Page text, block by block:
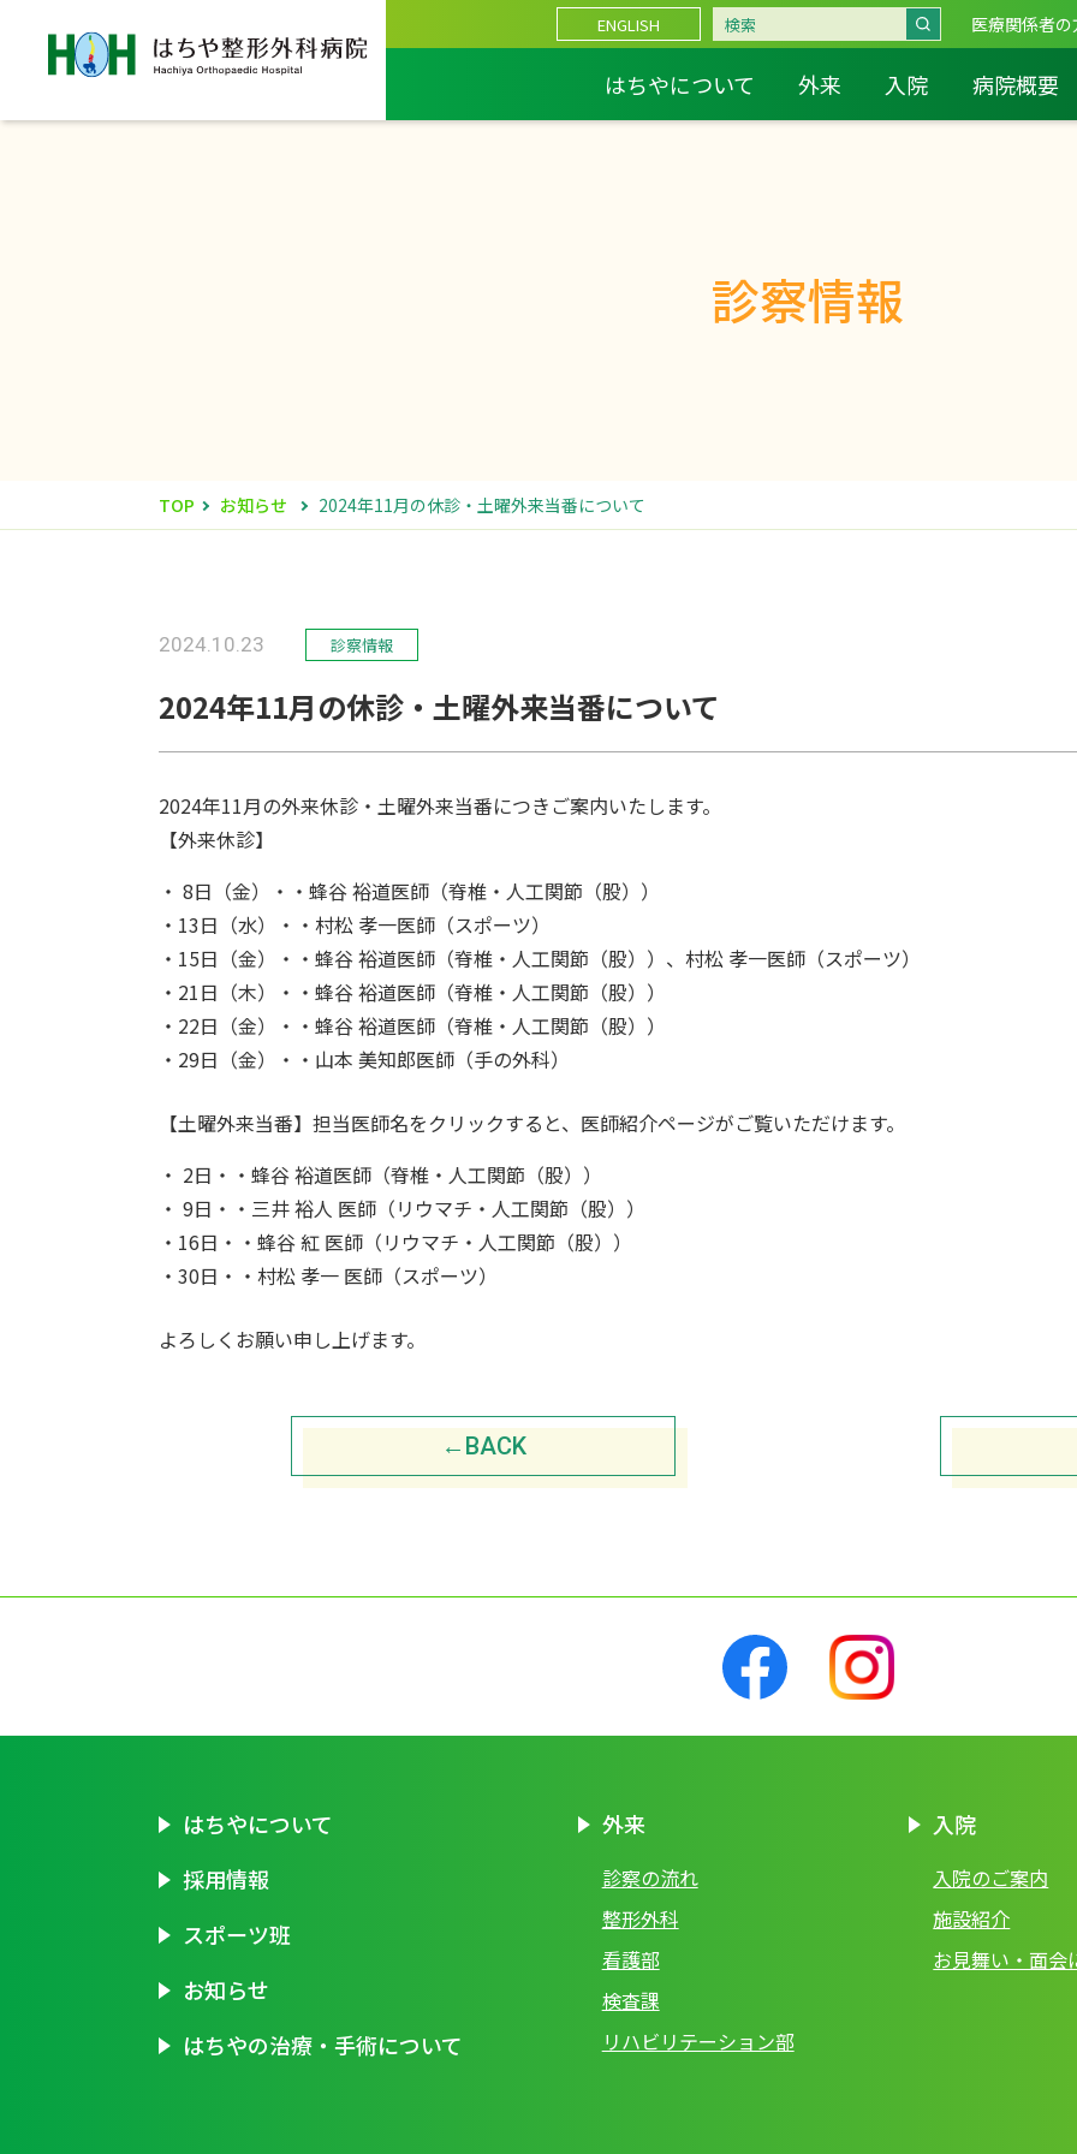
ENGLISH 医療関係者の
はちやについて 外来 入院 病院概要
診察情報
TOP お知らせ 2024年11月の休診・土曜外来当番について
2024.10.23 診察情報
2024年11月の休診・土曜外来当番について
2024年11月の外来休診・土曜外来当番につきご案内いたします。
【外来休診】
・ 8日（金）・・蜂谷 裕道医師（脊椎・人工関節（股））
・13日（水）・・村松 孝一医師（スポーツ）
・15日（金）・・蜂谷 裕道医師（脊椎・人工関節（股））、村松 孝一医師（スポーツ）
・21日（木）・・蜂谷 裕道医師（脊椎・人工関節（股））
・22日（金）・・蜂谷 裕道医師（脊椎・人工関節（股））
・29日（金）・・山本 美知郎医師（手の外科）
【土曜外来当番】担当医師名をクリックすると、医師紹介ページがご覧いただけます。
・ 2日・・ 蜂谷 裕道医師（脊椎・人工関節（股））
・ 9日・・ 三井 裕人 医師（リウマチ・人工関節（股））
・16日・・ 蜂谷 紅 医師（リウマチ・人工関節（股））
・30日・・ 村松 孝一 医師（スポーツ）
よろしくお願い申し上げます。
←BACK
はちやについて
採用情報
スポーツ班
お知らせ
はちやの治療・手術について
外来
診察の流れ
整形外科
看護部
検査課
リハビリテーション部
入院
入院のご案内
施設紹介
お見舞い・面会